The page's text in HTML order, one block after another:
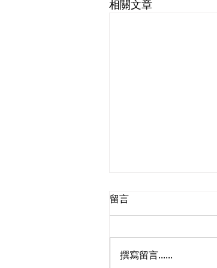
相關文章
留言
撰寫留言......